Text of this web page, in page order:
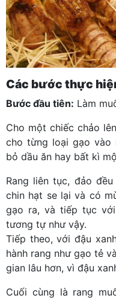
Các bước thực
Bước đầu tiên: Làm
Cho một chiếc chảo
cho từng loại gạo vào
bỏ dầu ăn hay bất kì
Rang liên tục, đảo
chin hạt se lại và có
gạo ra, và tiếp tục
tương tự như vậy.
Tiếp theo, với đậu
hành rang như gạo tẻ
gian lâu hơn, vì đậu
Cuối cùng là rang